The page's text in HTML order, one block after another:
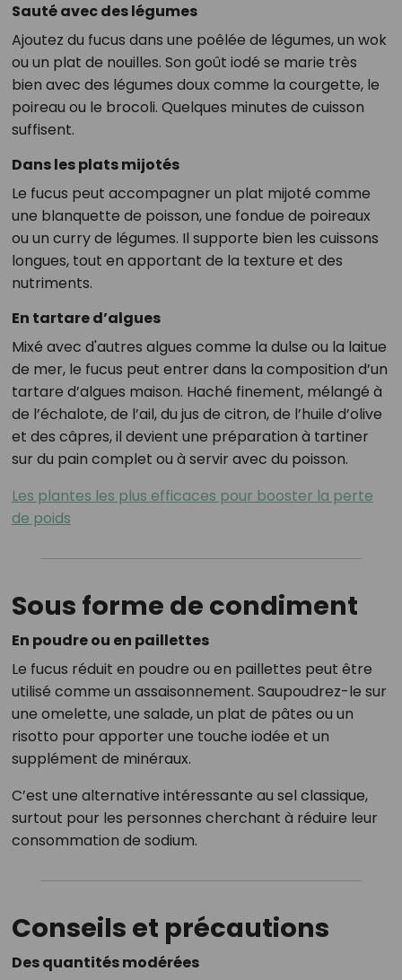
Sauté avec des légumes
Ajoutez du fucus dans une poêlée de légumes, un wok
ou un plat de nouilles. Son goût iodé se marie très
bien avec des légumes doux comme la courgette, le
poireau ou le brocoli. Quelques minutes de cuisson
suffisent.
Dans les plats mijotés
Le fucus peut accompagner un plat mijoté comme
une blanquette de poisson, une fondue de poireaux
ou un curry de légumes. Il supporte bien les cuissons
longues, tout en apportant de la texture et des
nutriments.
En tartare d’algues
Mixé avec d'autres algues comme la dulse ou la laitue
de mer, le fucus peut entrer dans la composition d’un
tartare d’algues maison. Haché finement, mélangé à
de l’échalote, de l’ail, du jus de citron, de l’huile d’olive
et des câpres, il devient une préparation à tartiner
sur du pain complet ou à servir avec du poisson.
Les plantes les plus efficaces pour booster la perte
de poids
Sous forme de condiment
En poudre ou en paillettes
Le fucus réduit en poudre ou en paillettes peut être
utilisé comme un assaisonnement. Saupoudrez-le sur
une omelette, une salade, un plat de pâtes ou un
risotto pour apporter une touche iodée et un
supplément de minéraux.
C’est une alternative intéressante au sel classique,
surtout pour les personnes cherchant à réduire leur
consommation de sodium.
Conseils et précautions
Des quantités modérées